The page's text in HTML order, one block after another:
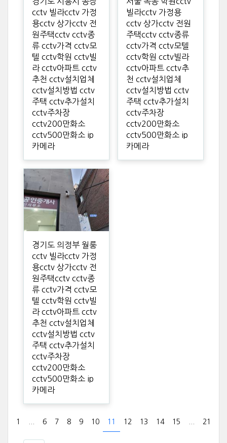
cctv 빌라cctv 가정
용cctv 상가cctv 전
원주택cctv cctv종
류 cctv가격 cctv모
텔 cctv학원 cctv빌
라 cctv아파트 cctv
추천 cctv설치업체
cctv설치방법 cctv
주택 cctv추가설치
cctv주차장
cctv200만화소
cctv500만화소 ip
카메라
빌라cctv 가정용
cctv 상가cctv 전원
주택cctv cctv종류
cctv가격 cctv모텔
cctv학원 cctv빌라
cctv아파트 cctv추
천 cctv설치업체
cctv설치방법 cctv
주택 cctv추가설치
cctv주차장
cctv200만화소
cctv500만화소 ip
카메라
경기도 의정부 월룸
cctv 빌라cctv 가정
용cctv 상가cctv 전
원주택cctv cctv종
류 cctv가격 cctv모
텔 cctv학원 cctv빌
라 cctv아파트 cctv
추천 cctv설치업체
cctv설치방법 cctv
주택 cctv추가설치
cctv주차장
cctv200만화소
cctv500만화소 ip
카메라
1 6 7 8 9 10 11 12 13 14 15 21